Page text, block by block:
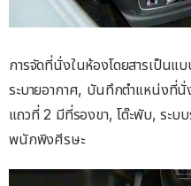
การจัดที่นั่งในห้องโดยสารเป็นแ
ระบายอากาศ, บันทึกตำแหน่งที่
แถวที่ 2 มีที่รองขา, โต๊ะพับ, ระบบ
พนักพิงศีรษะ